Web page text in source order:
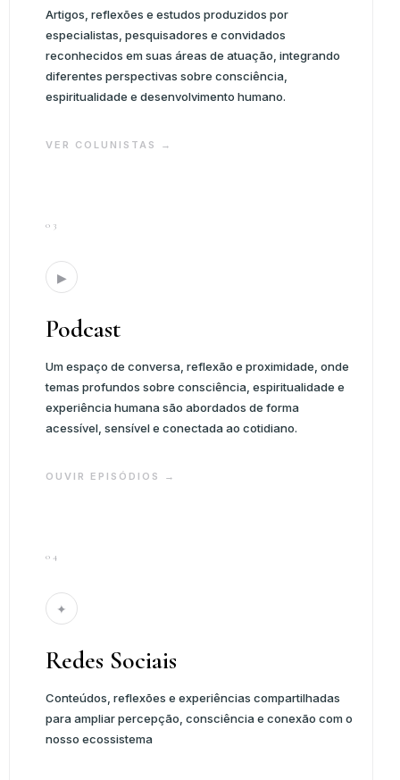
Artigos, reflexões e estudos produzidos por
especialistas, pesquisadores e convidados
reconhecidos em suas áreas de atuação, integrando
diferentes perspectivas sobre consciência,
espiritualidade e desenvolvimento humano.
VER COLUNISTAS →
03
▶
Podcast
Um espaço de conversa, reflexão e proximidade, onde
temas profundos sobre consciência, espiritualidade e
experiência humana são abordados de forma
acessível, sensível e conectada ao cotidiano.
OUVIR EPISÓDIOS →
04
✦
Redes Sociais
Conteúdos, reflexões e experiências compartilhadas
para ampliar percepção, consciência e conexão com o
nosso ecossistema